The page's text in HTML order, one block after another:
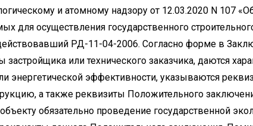
и атомному надзору от 12.03.2020 N 107
для осуществления государственного
РД-11-04-2006. Согласно форме в
или технического заказчика, даются
энергетической эффективности, указываются
а также реквизиты Положительного
обязательно проведение государственной